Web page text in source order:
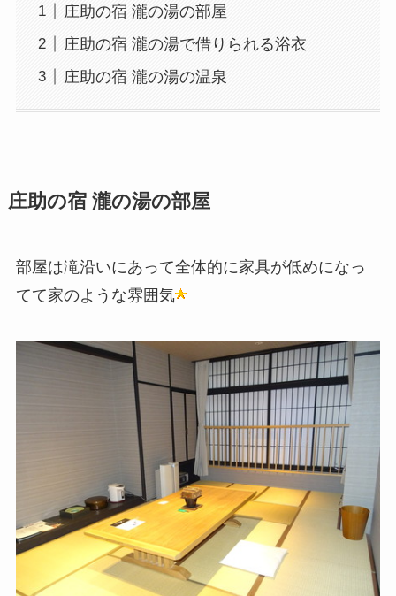
庄助の宿 瀧の湯の部屋
庄助の宿 瀧の湯で借りられる浴衣
庄助の宿 瀧の湯の温泉
庄助の宿 瀧の湯の部屋
部屋は滝沿いにあって全体的に家具が低めになっ
てて家のような雰囲気